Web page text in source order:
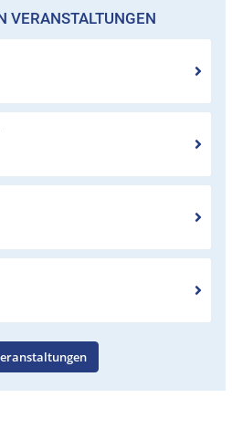
VERANSTALTUNGEN